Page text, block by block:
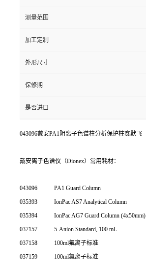
测量范围
加工定制
外形尺寸
保修期
是否进口
043096戴安PA1阴离子色谱柱分析保护柱赛默飞
戴安离子色谱仪（Dionex）常用耗材：
043096
PA1 Guard Column
035393
IonPac AS7 Analytical Column
035394
IonPac AG7 Guard Column (4x50mm)
037157
5-Anion Standard, 100 mL
037158
100ml氟离子标准
037159
100ml氯离子标准